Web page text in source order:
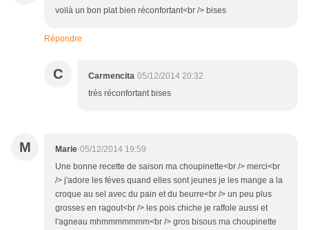
voilà un bon plat bien réconfortant<br /> bises
Répondre
C Carmencita 05/12/2014 20:32
très réconfortant bises
M Marie 05/12/2014 19:59
Une bonne recette de saison ma choupinette<br /> merci<br
/> j'adore les féves quand elles sont jeunes je les mange a la
croque au sel avec du pain et du beurre<br /> un peu plus
grosses en ragout<br /> les pois chiche je raffole aussi et
l'agneau mhmmmmmmm<br /> gros bisous ma choupinette